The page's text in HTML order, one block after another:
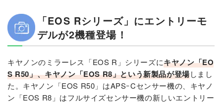
「EOS Rシリーズ」にエントリーモ
デルが2機種登場！
キヤノンのミラーレス「EOS R」シリーズにキヤノン「EO
S R50」、キヤノン「EOS R8」という新製品が登場しまし
た。キヤノン「EOS R50」はAPSｰCセンサー機の、キヤノ
ン「EOS R8」はフルサイズセンサー機の新しいエントリー